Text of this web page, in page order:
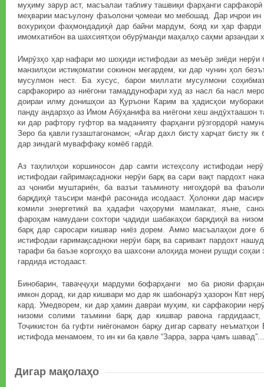
муҳиму зарур аст, масъалаи таблиғу ташвиқи фарҳанги
меҳварии масъулону фаъолони ҷомеаи мо мебошад. Дар иҷрои
вохуриҳои фаҳмондадиҳӣ дар байни мардум, бояд ки ҳар фарди
имомхатибон ва шахсиятҳои обурӯманди маҳалҳо саҳми арзандаи
Имрӯзҳо ҳар нафари мо шоҳиди истифодаи аз меъёр зиёди нерӯи
манзилҳои истиқоматии сокинон мегардем, ки дар чунин ҳол
мусулмон нест. Ба хусус, барои миллати мусулмони
сарфакориро аз ниёгони тамаддунофари худ аз насл ба насл
доираи илму донишҳои аз Қуръони Карим ва ҳадисҳои
панду андарзҳо аз Имом Абӯҳанифа ва ниёгони хеш андӯхтаашон
ки дар рафтору гуфтор ва маданияту фарҳанги рӯзгордорӣ
Зеро ба қавли гузаштагонамон; «Агар дахл бисту харҷат бисту як
дар зиндагӣ муваффақу комёб гардӣ.
Аз таҳлилҳои коршиносон дар самти истеҳсолу истифодаи
истифодаи ғайримақсадноки нерӯи барқ ва сари вақт пардохт
аз ҷониби муштариён, ба вазъи таъминоту нигоҳдорӣ ва
барқдиҳӣ таъсири манфӣ расонида исодааст. Ҳолонки дар
комили энергетикӣ ва ҳадафи чаҳоруми мамлакат, яъне,
фароҳам намудани сохтори ҷадиди шабакаҳои барқдиҳӣ ва
барқ дар саросари кишвар ниёз дорем. Аммо масъалаҳои доғе
истифодаи ғаримақсадноки нерӯи барқ ва саривакт пардохт
тарафи ба баъзе коргоҳҳо ва шахсони алоҳида монеи рушди соҳаи
гардида истодааст.
Бинобарин, таваҷҷуҳи мардуми бофарҳанги мо ба риояи
имкон дорад, ки дар кишвари мо дар як шабонарӯз ҳазорон Квт
кард. Умедворем, ки дар ҳамин давраи муҳим, ки сарфакории
низоми солими таъмини барқ дар кишвар равона
Тоҷикистон ба гуфти ниёгонамон барқу дигар сарвату
истифода менамоем, то ин ки ба қавле “Зарра, зарра ҷамъ шавад”...
Дигар мақолаҳо